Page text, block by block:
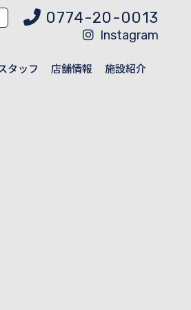
0774-20-0013
Instagram
タッフ 店舗情報 施設紹介